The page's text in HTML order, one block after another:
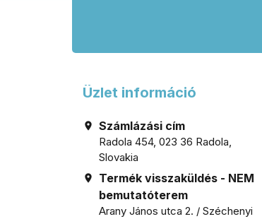
Üzlet információ
 Számlázási cím
Radola 454, 023 36 Radola,
Slovakia

Termék visszaküldés - NEM
bemutatóterem
Arany János utca 2. / Széchenyi